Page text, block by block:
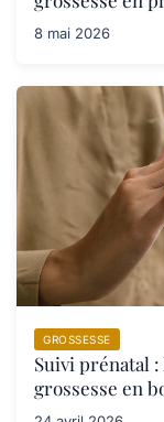
8 mai 2026
GROSSESSE
Suivi prénatal
grossesse en